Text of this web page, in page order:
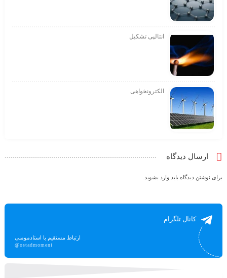
انتالپی تشکیل
الکترونخواهی
ارسال دیدگاه
برای نوشتن دیدگاه باید وارد بشوید
کانال تلگرام
ارتباط مستقیم با استادمومنی
@ostadmomeni